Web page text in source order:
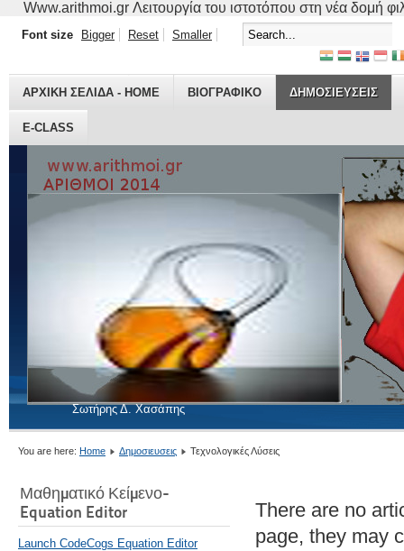
Www.arithmoi.gr Λειτουργία του ιστοτόπου στη νέα δομή
Σωτήρης Δ. Χασάπης
ΑΡΧΙΚΗ ΣΕΛΙΔΑ - HOME ΒΙΟΓΡΑΦΙΚO ΔΗΜΟΣΙΕΥΣΕΙΣ
E-CLASS
Font size Bigger Reset Smaller
You are here: Home Δημοσιευσεις Τεχνολογικές Λύσεις
Μαθηματικό Κείμενο-
Equation Editor
Launch CodeCogs Equation Editor
There are no
page, they may